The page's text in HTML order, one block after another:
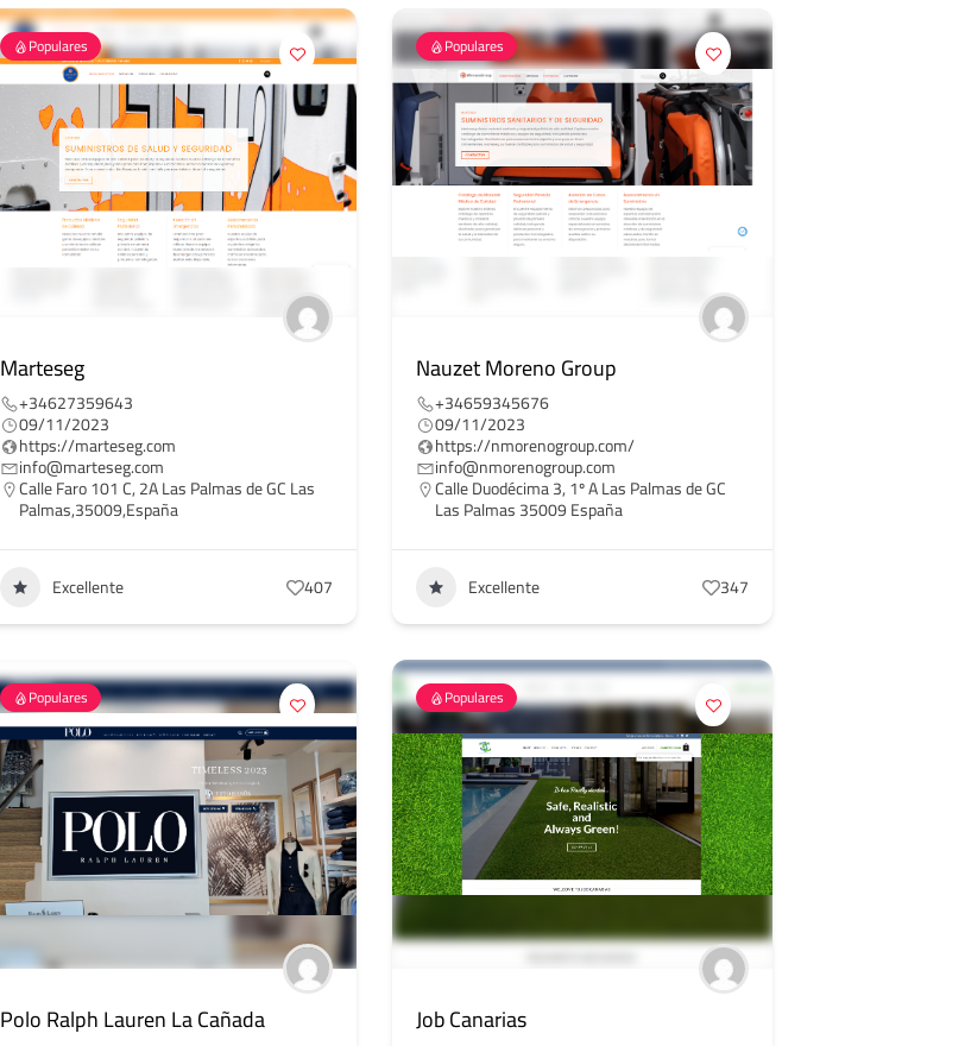
Populares
Marteseg
+34627359643
09/11/2023
https://marteseg.com
info@marteseg.com
Calle Faro 101 C, 2A Las Palmas de GC Las
Palmas,35009,España
Excellente 407
Populares
Nauzet Moreno Group
+34659345676
09/11/2023
https://nmorenogroup.com/
info@nmorenogroup.com
Calle Duodécima 3, 1º A Las Palmas de GC
Las Palmas 35009 España
Excellente 347
Populares
Polo Ralph Lauren La Cañada
Populares
Job Canarias